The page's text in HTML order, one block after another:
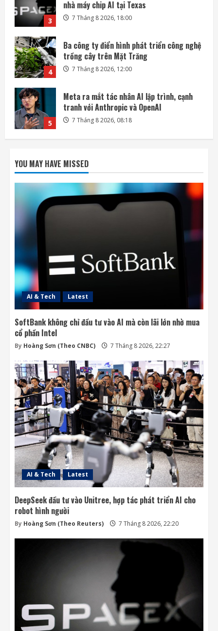
4
trồng cây trên Mặt Trăng
7 Tháng 8 2026, 12:00
5
Meta ra mắt tác nhân AI lập trình, cạnh
tranh với Anthropic và OpenAI
7 Tháng 8 2026, 08:18
1
SoftBank không chỉ đầu tư vào AI mà còn
lãi lớn nhờ mua cổ phần Intel
7 Tháng 8 2026, 22:27
2
triển AI cho robot hình người
7 Tháng 8 2026, 22:20
SpaceX và Tesla đầu tư 16,8 tỷ USD xây
nhà máy chip AI tại Texas
4
Ba công ty điển hình phát triển công nghệ
trồng cây trên Mặt Trăng
7 Tháng 8 2026, 12:00
YOU MAY HAVE MISSED
AI & Tech Latest
SoftBank không chỉ đầu tư vào AI mà còn lãi lớn nhờ mua
cổ phần Intel
By Hoàng Sơn (Theo CNBC) 7 Tháng 8 2026, 22:27
AI & Tech Latest
DeepSeek đầu tư vào Unitree, hợp tác phát triển AI cho
robot hình người
By Hoàng Sơn (Theo Reuters) 7 Tháng 8 2026, 22:20